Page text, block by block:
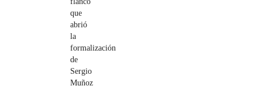
que
abrió
la
formalización
de
Sergio
Muñoz